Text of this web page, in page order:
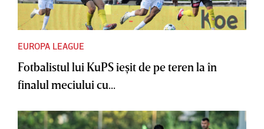
EUROPA LEAGUE
Fotbalistul lui KuPS ieşit de pe teren la în
finalul meciului cu...